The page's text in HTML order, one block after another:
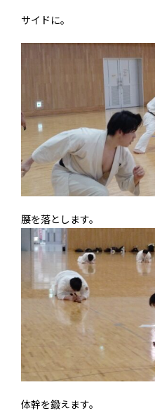
サイドに。
腰を落とします。
体幹を鍛えます。